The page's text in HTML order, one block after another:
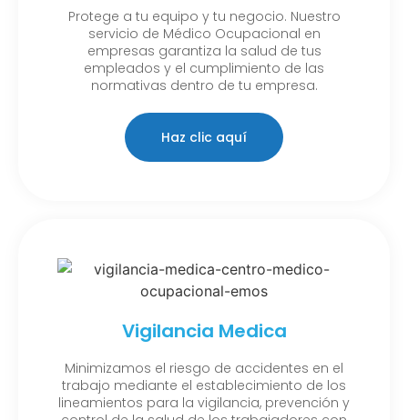
Protege a tu equipo y tu negocio. Nuestro
servicio de Médico Ocupacional en
empresas garantiza la salud de tus
empleados y el cumplimiento de las
normativas dentro de tu empresa.
Haz clic aquí
Vigilancia Medica
Minimizamos el riesgo de accidentes en el
trabajo mediante el establecimiento de los
lineamientos para la vigilancia, prevención y